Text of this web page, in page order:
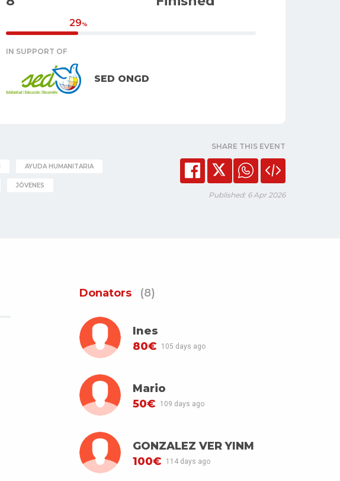
29%
IN SUPPORT OF
SED ONGD
AYUDA HUMANITARIA
JÓVENES
SHARE THIS EVENT
Published: 6 Apr 2026
Donators (8)
Ines
80€
105 days ago
Mario
50€
109 days ago
GONZALEZ VER YINM
100€
114 days ago